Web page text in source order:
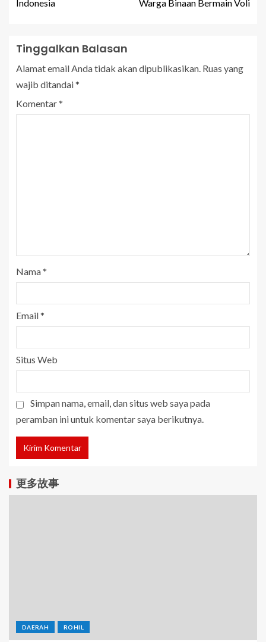
Indonesia Warga Binaan Bermain Voli
Tinggalkan Balasan
Alamat email Anda tidak akan dipublikasikan. Ruas yang
wajib ditandai*
Komentar*
Nama*
Email*
Situs Web
Simpan nama, email, dan situs web saya pada
peramban ini untuk komentar saya berikutnya.
更多故事
DAERAH ROHIL